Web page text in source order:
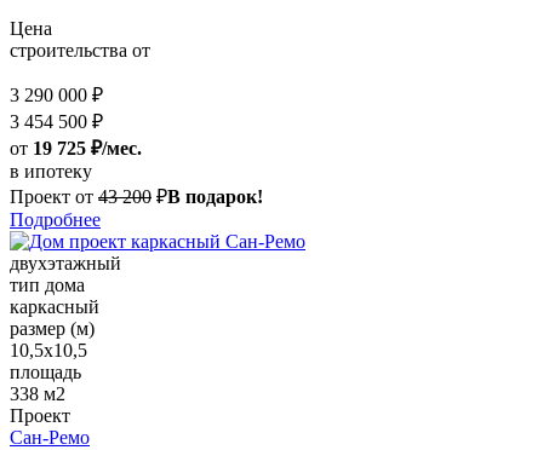
Цена
строительства от
3 290 000 ₽
3 454 500 ₽
от 19 725 ₽/мес.
в ипотеку
Проект от 43 200 ₽В подарок!
Подробнее
двухэтажный
тип дома
каркасный
размер (м)
10,5х10,5
площадь
338 м2
Проект
Сан-Ремо